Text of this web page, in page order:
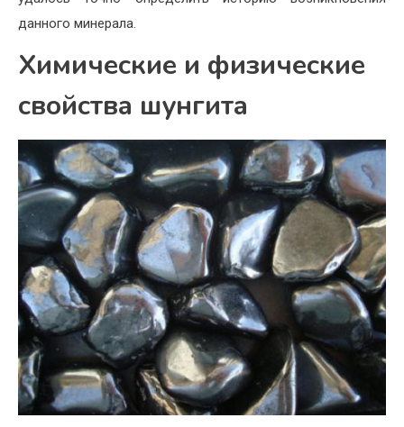
данного минерала.
Химические и физические
свойства шунгита